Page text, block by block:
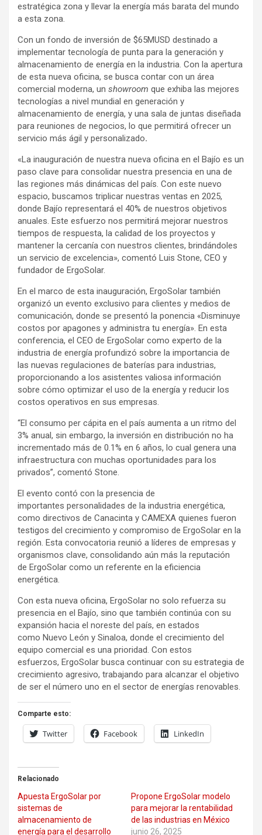
estratégica zona y llevar la energía más barata del mundo
a esta zona.
Con un fondo de inversión de $65MUSD destinado a
implementar tecnología de punta para la generación y
almacenamiento de energía en la industria. Con la apertura
de esta nueva oficina, se busca contar con un área
comercial moderna, un showroom que exhiba las mejores
tecnologías a nivel mundial en generación y
almacenamiento de energía, y una sala de juntas diseñada
para reuniones de negocios, lo que permitirá ofrecer un
servicio más ágil y personalizado.
«La inauguración de nuestra nueva oficina en el Bajío es un
paso clave para consolidar nuestra presencia en una de
las regiones más dinámicas del país. Con este nuevo
espacio, buscamos triplicar nuestras ventas en 2025,
donde Bajío representará el 40% de nuestros objetivos
anuales. Este esfuerzo nos permitirá mejorar nuestros
tiempos de respuesta, la calidad de los proyectos y
mantener la cercanía con nuestros clientes, brindándoles
un servicio de excelencia», comentó Luis Stone, CEO y
fundador de ErgoSolar.
En el marco de esta inauguración, ErgoSolar también
organizó un evento exclusivo para clientes y medios de
comunicación, donde se presentó la ponencia «Disminuye
costos por apagones y administra tu energía». En esta
conferencia, el CEO de ErgoSolar como experto de la
industria de energía profundizó sobre la importancia de
las nuevas regulaciones de baterías para industrias,
proporcionando a los asistentes valiosa información
sobre cómo optimizar el uso de la energía y reducir los
costos operativos en sus empresas.
“El consumo per cápita en el país aumenta a un ritmo del
3% anual, sin embargo, la inversión en distribución no ha
incrementado más de 0.1% en 6 años, lo cual genera una
infraestructura con muchas oportunidades para los
privados”, comentó Stone.
El evento contó con la presencia de
importantes personalidades de la industria energética,
como directivos de Canacinta y CAMEXA quienes fueron
testigos del crecimiento y compromiso de ErgoSolar en la
región. Esta convocatoria reunió a líderes de empresas y
organismos clave, consolidando aún más la reputación
de ErgoSolar como un referente en la eficiencia
energética.
Con esta nueva oficina, ErgoSolar no solo refuerza su
presencia en el Bajío, sino que también continúa con su
expansión hacia el noreste del país, en estados
como Nuevo León y Sinaloa, donde el crecimiento del
equipo comercial es una prioridad. Con estos
esfuerzos, ErgoSolar busca continuar con su estrategia de
crecimiento agresivo, trabajando para alcanzar el objetivo
de ser el número uno en el sector de energías renovables.
Comparte esto:
Twitter Facebook LinkedIn
Relacionado
Apuesta ErgoSolar por
sistemas de
almacenamiento de
energía para el desarrollo
Propone ErgoSolar modelo
para mejorar la rentabilidad
de las industrias en México
junio 26, 2025